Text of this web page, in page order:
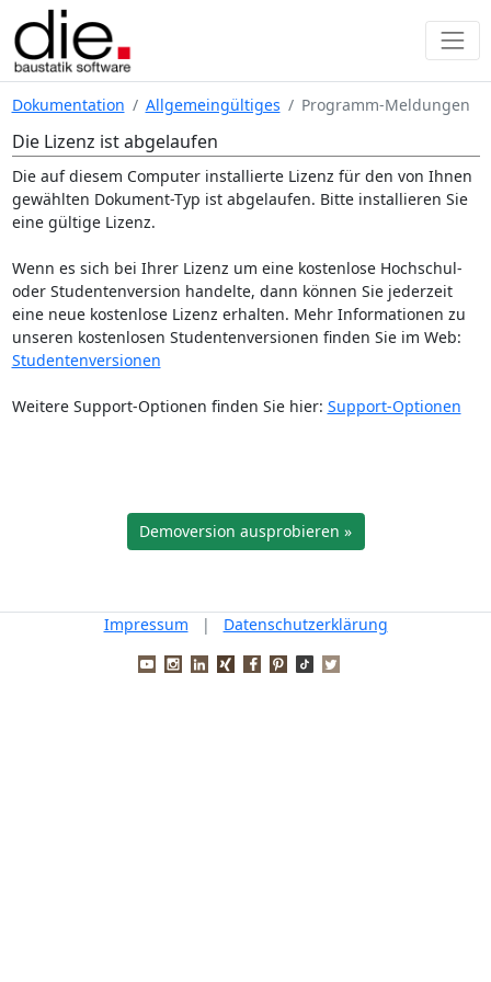
Dokumentation Allgemeingültiges Programm-Meldungen
Die Lizenz ist abgelaufen
Die auf diesem Computer installierte Lizenz für den von Ihnen
gewählten Dokument-Typ ist abgelaufen. Bitte installieren Sie
eine gültige Lizenz.
Wenn es sich bei Ihrer Lizenz um eine kostenlose Hochschul-
oder Studentenversion handelte, dann können Sie jederzeit
eine neue kostenlose Lizenz erhalten. Mehr Informationen zu
unseren kostenlosen Studentenversionen finden Sie im Web:
Studentenversionen
Weitere Support-Optionen finden Sie hier: Support-Optionen
Demoversion ausprobieren »
Impressum | Datenschutzerklärung